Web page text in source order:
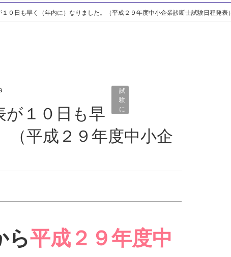
１０日も早く（年内に）なりました。（平成２９年度中小企業診断士試験日程発表）
試
験
に
す
る
（平成２９年度中小企
ら平成２９年度中